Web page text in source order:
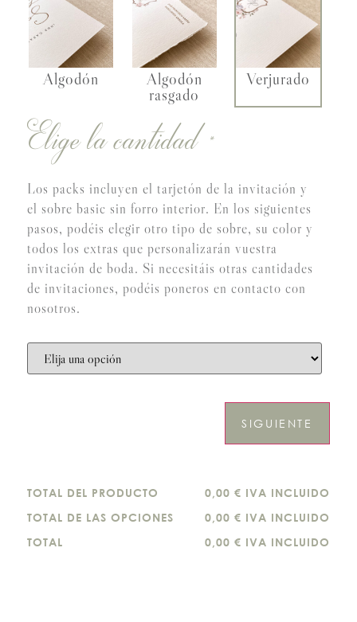
Algodón
Algodón
rasgado
Verjurado
Elige la cantidad *
Los packs incluyen el tarjetón de la invitación y
el sobre basic sin forro interior. En los siguientes
pasos, podéis elegir otro tipo de sobre, su color y
todos los extras que personalizarán vuestra
invitación de boda. Si necesitáis otras cantidades
de invitaciones, podéis poneros en contacto con
nosotros.
SIGUIENTE
TOTAL DEL PRODUCTO
0,00 € IVA INCLUIDO
TOTAL DE LAS OPCIONES
0,00 € IVA INCLUIDO
TOTAL
0,00 € IVA INCLUIDO